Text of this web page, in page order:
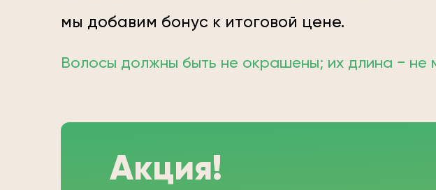
мы добавим бонус к итоговой цене.
Волосы должны быть не окрашены; их длина − не
Акция!